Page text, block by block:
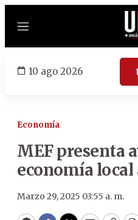
Menú
10 ago 2026
Economía
MEF presenta
economía local
Marzo 29, 2025 03:55 a. m.